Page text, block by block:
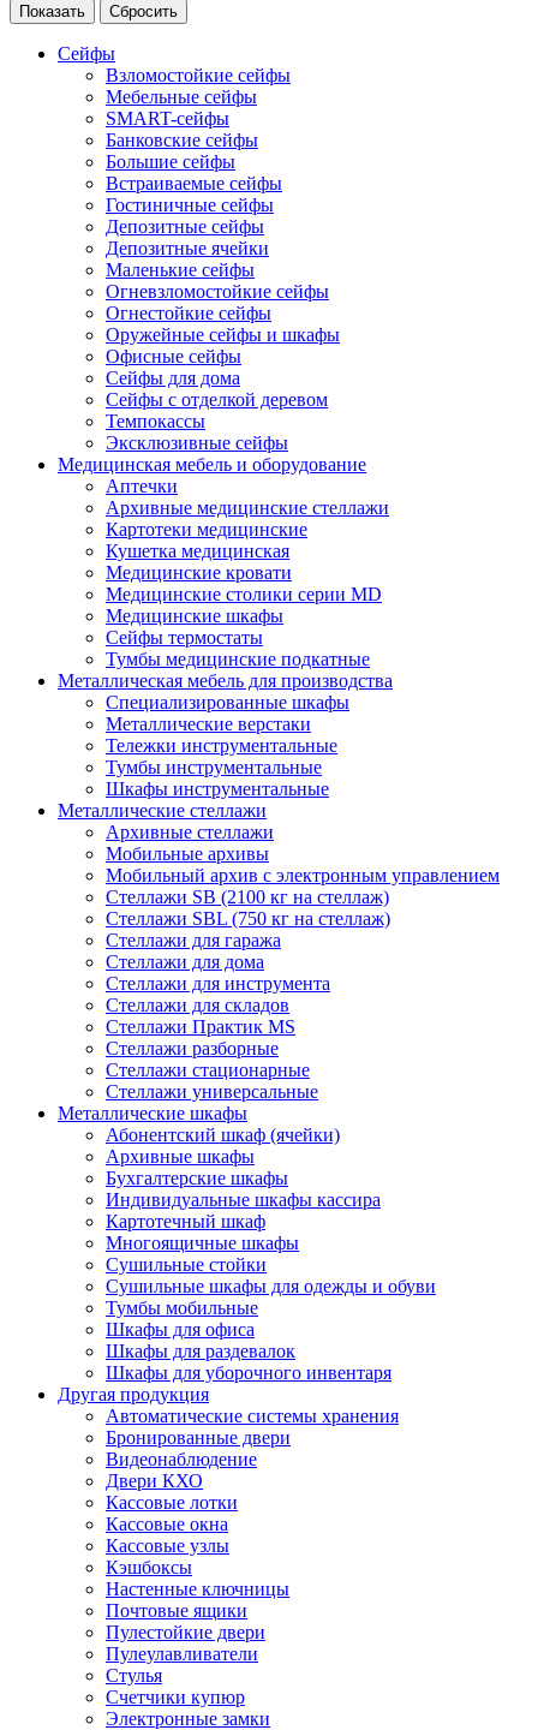
Сейфы
Взломостойкие сейфы
Мебельные сейфы
SMART-сейфы
Банковские сейфы
Большие сейфы
Встраиваемые сейфы
Гостиничные сейфы
Депозитные сейфы
Депозитные ячейки
Маленькие сейфы
Огневзломостойкие сейфы
Огнестойкие сейфы
Оружейные сейфы и шкафы
Офисные сейфы
Сейфы для дома
Сейфы с отделкой деревом
Темпокассы
Эксклюзивные сейфы
Медицинская мебель и оборудование
Аптечки
Архивные медицинские стеллажи
Картотеки медицинские
Кушетка медицинская
Медицинские кровати
Медицинские столики серии MD
Медицинские шкафы
Сейфы термостаты
Тумбы медицинские подкатные
Металлическая мебель для производства
Cпециализированные шкафы
Металлические верстаки
Тележки инструментальные
Тумбы инструментальные
Шкафы инструментальные
Металлические стеллажи
Архивные стеллажи
Мобильные архивы
Мобильный архив с электронным управлением
Стеллажи SB (2100 кг на стеллаж)
Стеллажи SBL (750 кг на стеллаж)
Стеллажи для гаража
Стеллажи для дома
Стеллажи для инструмента
Стеллажи для складов
Стеллажи Практик MS
Стеллажи разборные
Стеллажи стационарные
Стеллажи универсальные
Металлические шкафы
Абонентский шкаф (ячейки)
Архивные шкафы
Бухгалтерские шкафы
Индивидуальные шкафы кассира
Картотечный шкаф
Многоящичные шкафы
Сушильные стойки
Сушильные шкафы для одежды и обуви
Тумбы мобильные
Шкафы для офиса
Шкафы для раздевалок
Шкафы для уборочного инвентаря
Другая продукция
Автоматические системы хранения
Бронированные двери
Видеонаблюдение
Двери КХО
Кассовые лотки
Кассовые окна
Кассовые узлы
Кэшбоксы
Настенные ключницы
Почтовые ящики
Пулестойкие двери
Пулеулавливатели
Стулья
Счетчики купюр
Электронные замки